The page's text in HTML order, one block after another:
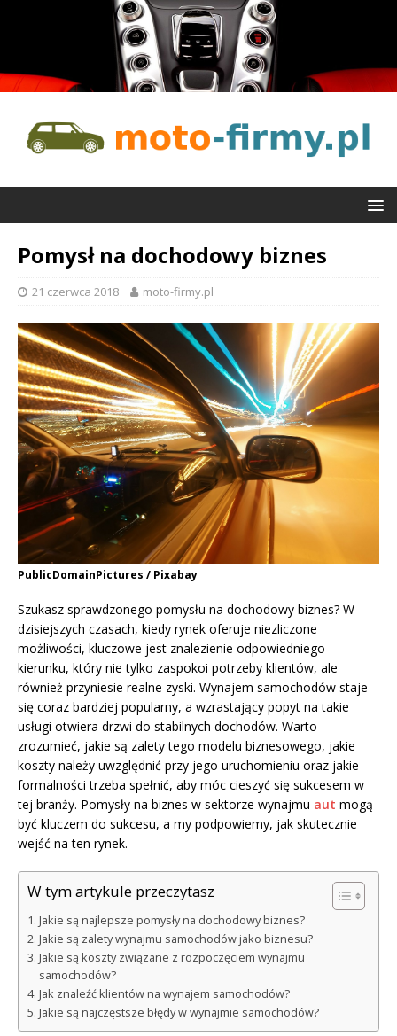
Pomysł na dochodowy biznes
21 czerwca 2018 moto-firmy.pl
PublicDomainPictures / Pixabay
Szukasz sprawdzonego pomysłu na dochodowy biznes? W
dzisiejszych czasach, kiedy rynek oferuje niezliczone
możliwości, kluczowe jest znalezienie odpowiedniego
kierunku, który nie tylko zaspokoi potrzeby klientów, ale
również przyniesie realne zyski. Wynajem samochodów staje
się coraz bardziej popularny, a wzrastający popyt na takie
usługi otwiera drzwi do stabilnych dochodów. Warto
zrozumieć, jakie są zalety tego modelu biznesowego, jakie
koszty należy uwzględnić przy jego uruchomieniu oraz jakie
formalności trzeba spełnić, aby móc cieszyć się sukcesem w
tej branży. Pomysły na biznes w sektorze wynajmu aut mogą
być kluczem do sukcesu, a my podpowiemy, jak skutecznie
wejść na ten rynek.
W tym artykule przeczytasz
Jakie są najlepsze pomysły na dochodowy biznes?
Jakie są zalety wynajmu samochodów jako biznesu?
Jakie są koszty związane z rozpoczęciem wynajmu
samochodów?
Jak znaleźć klientów na wynajem samochodów?
Jakie są najczęstsze błędy w wynajmie samochodów?